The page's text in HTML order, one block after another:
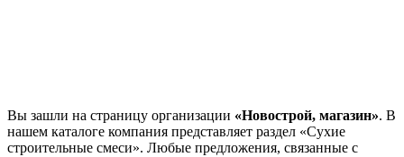
Вы зашли на страницу организации «Новострой, магазин». В
нашем каталоге компания представляет раздел «Сухие
строительные смеси». Любые предложения, связанные с